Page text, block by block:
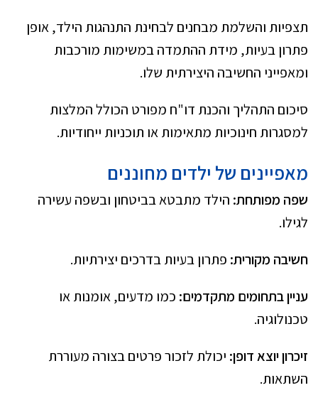
תצפיות והשלמת מבחנים לבחינת התנהגות הילד, אופן
פתרון בעיות, מידת ההתמדה במשימות מורכבות
ומאפייני החשיבה היצירתית שלו.
סיכום התהליך והכנת דו"ח מפורט הכולל המלצות
למסגרות חינוכיות מתאימות או תוכניות ייחודיות.
מאפיינים של ילדים מחוננים
שפה מפותחת: הילד מתבטא בביטחון ובשפה עשירה
לגילו.
חשיבה מקורית: פתרון בעיות בדרכים יצירתיות.
עניין בתחומים מתקדמים: כמו מדעים, אומנות או
טכנולוגיה.
זיכרון יוצא דופן: יכולת לזכור פרטים בצורה מעוררת
השתאות.